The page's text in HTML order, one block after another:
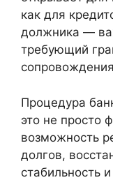
как для
должника —
требующий
Процедура
это не просто
возможность
долгов,
стабильность